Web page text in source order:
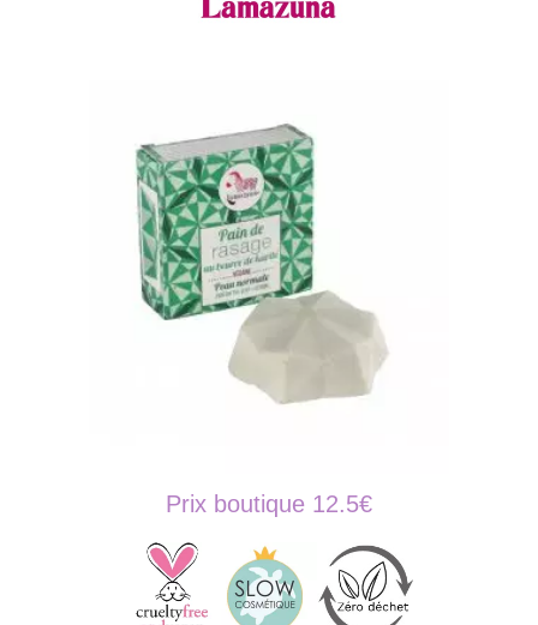
Prix boutique 12.5€